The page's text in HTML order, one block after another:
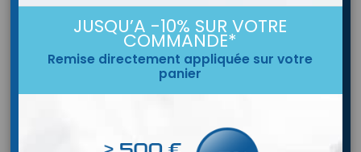
JUSQU’A -10% SUR VOTRE
COMMANDE*
Remise directement appliquée sur votre
panier